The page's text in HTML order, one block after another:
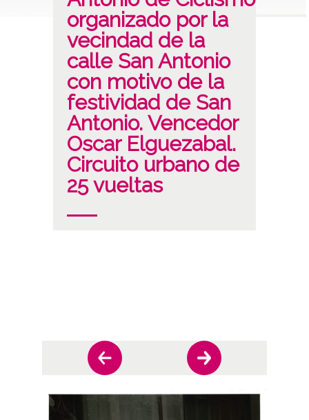
organizado por la
vecindad de la
calle San Antonio
con motivo de la
festividad de San
Antonio. Vencedor
Oscar Elguezabal.
Circuito urbano de
25 vueltas